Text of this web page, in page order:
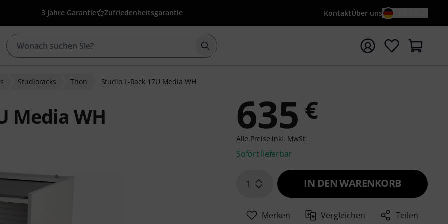
3 Jahre Garantie Zufriedenheitsgarantie KontaktÜber uns
Suche mit Suchwort {searchTerm} starten
Studioracks Thon Studio L-Rack 17U Media WH
Media WH 635 €
Alle Preise inkl. MwSt.
Sofort lieferbar
1 IN DEN WARENKORB
Merken Vergleichen Teilen